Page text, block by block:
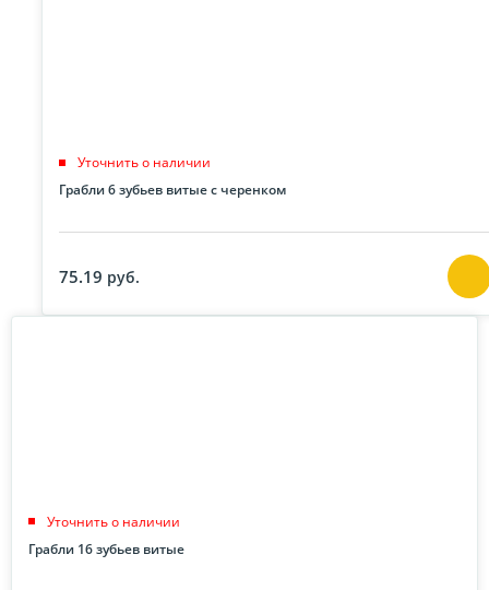
Уточнить о наличии
Грабли 6 зубьев витые с черенком
75.19 руб.
Уточнить о наличии
Грабли 16 зубьев витые